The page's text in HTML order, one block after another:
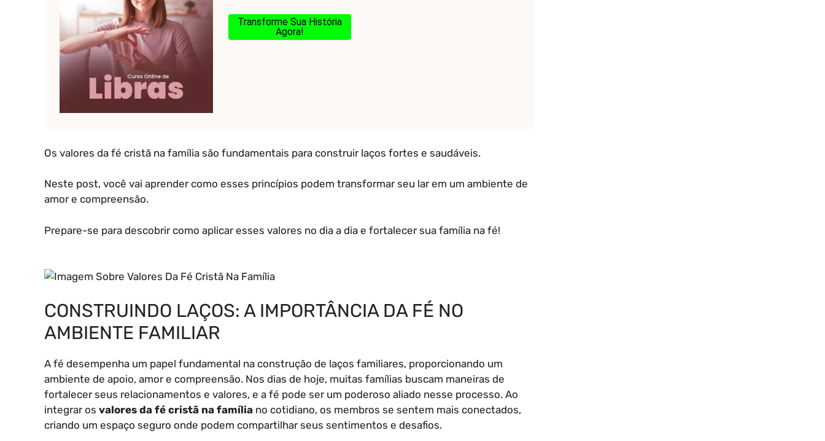
Transforme Sua História
Agora!
Os valores da fé cristã na família são fundamentais para construir laços fortes e saudáveis.
Neste post, você vai aprender como esses princípios podem transformar seu lar em um ambiente de
amor e compreensão.
Prepare-se para descobrir como aplicar esses valores no dia a dia e fortalecer sua família na fé!
CONSTRUINDO LAÇOS: A IMPORTÂNCIA DA FÉ NO
AMBIENTE FAMILIAR
A fé desempenha um papel fundamental na construção de laços familiares, proporcionando um
ambiente de apoio, amor e compreensão. Nos dias de hoje, muitas famílias buscam maneiras de
fortalecer seus relacionamentos e valores, e a fé pode ser um poderoso aliado nesse processo. Ao
integrar os valores da fé cristã na família no cotidiano, os membros se sentem mais conectados,
criando um espaço seguro onde podem compartilhar seus sentimentos e desafios.